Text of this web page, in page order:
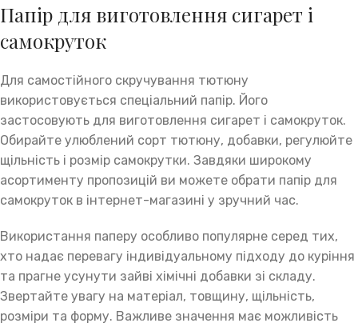
Папір для виготовлення сигарет і
самокруток
Для самостійного скручування тютюну
використовується спеціальний папір. Його
застосовують для виготовлення сигарет і самокруток.
Обирайте улюблений сорт тютюну, добавки, регулюйте
щільність і розмір самокрутки. Завдяки широкому
асортименту пропозицій ви можете обрати папір для
самокруток в інтернет-магазині у зручний час.
Використання паперу особливо популярне серед тих,
хто надає перевагу індивідуальному підходу до куріння
та прагне усунути зайві хімічні добавки зі складу.
Звертайте увагу на матеріал, товщину, щільність,
розміри та форму. Важливе значення має можливість